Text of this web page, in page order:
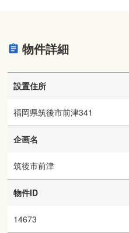
物件詳細
設置住所
福岡県筑後市前津341
企画名
筑後市前津
物件ID
14673